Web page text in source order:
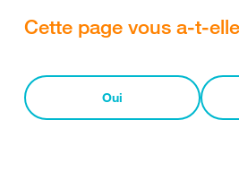
Cette page vous a-t-
Oui